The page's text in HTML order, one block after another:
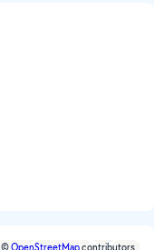
©OpenStreetMapcontributors